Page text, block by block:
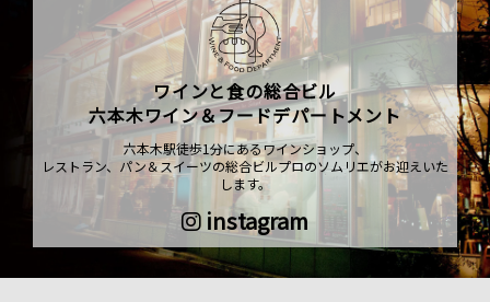
ワインと食の総合ビル
六本木ワイン＆フードデパートメント
六本木駅徒歩1分にあるワインショップ、
レストラン、パン＆スイーツの総合ビルプロのソムリエがお迎えいた
します。
instagram